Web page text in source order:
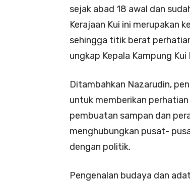
sejak abad 18 awal dan
Kerajaan Kui ini merupakan
sehingga titik berat
ungkap Kepala Kampung
Ditambahkan Nazarudin,
untuk memberikan
pembuatan sampan dan
menghubungkan pusat-
dengan politik.
Pengenalan budaya dan